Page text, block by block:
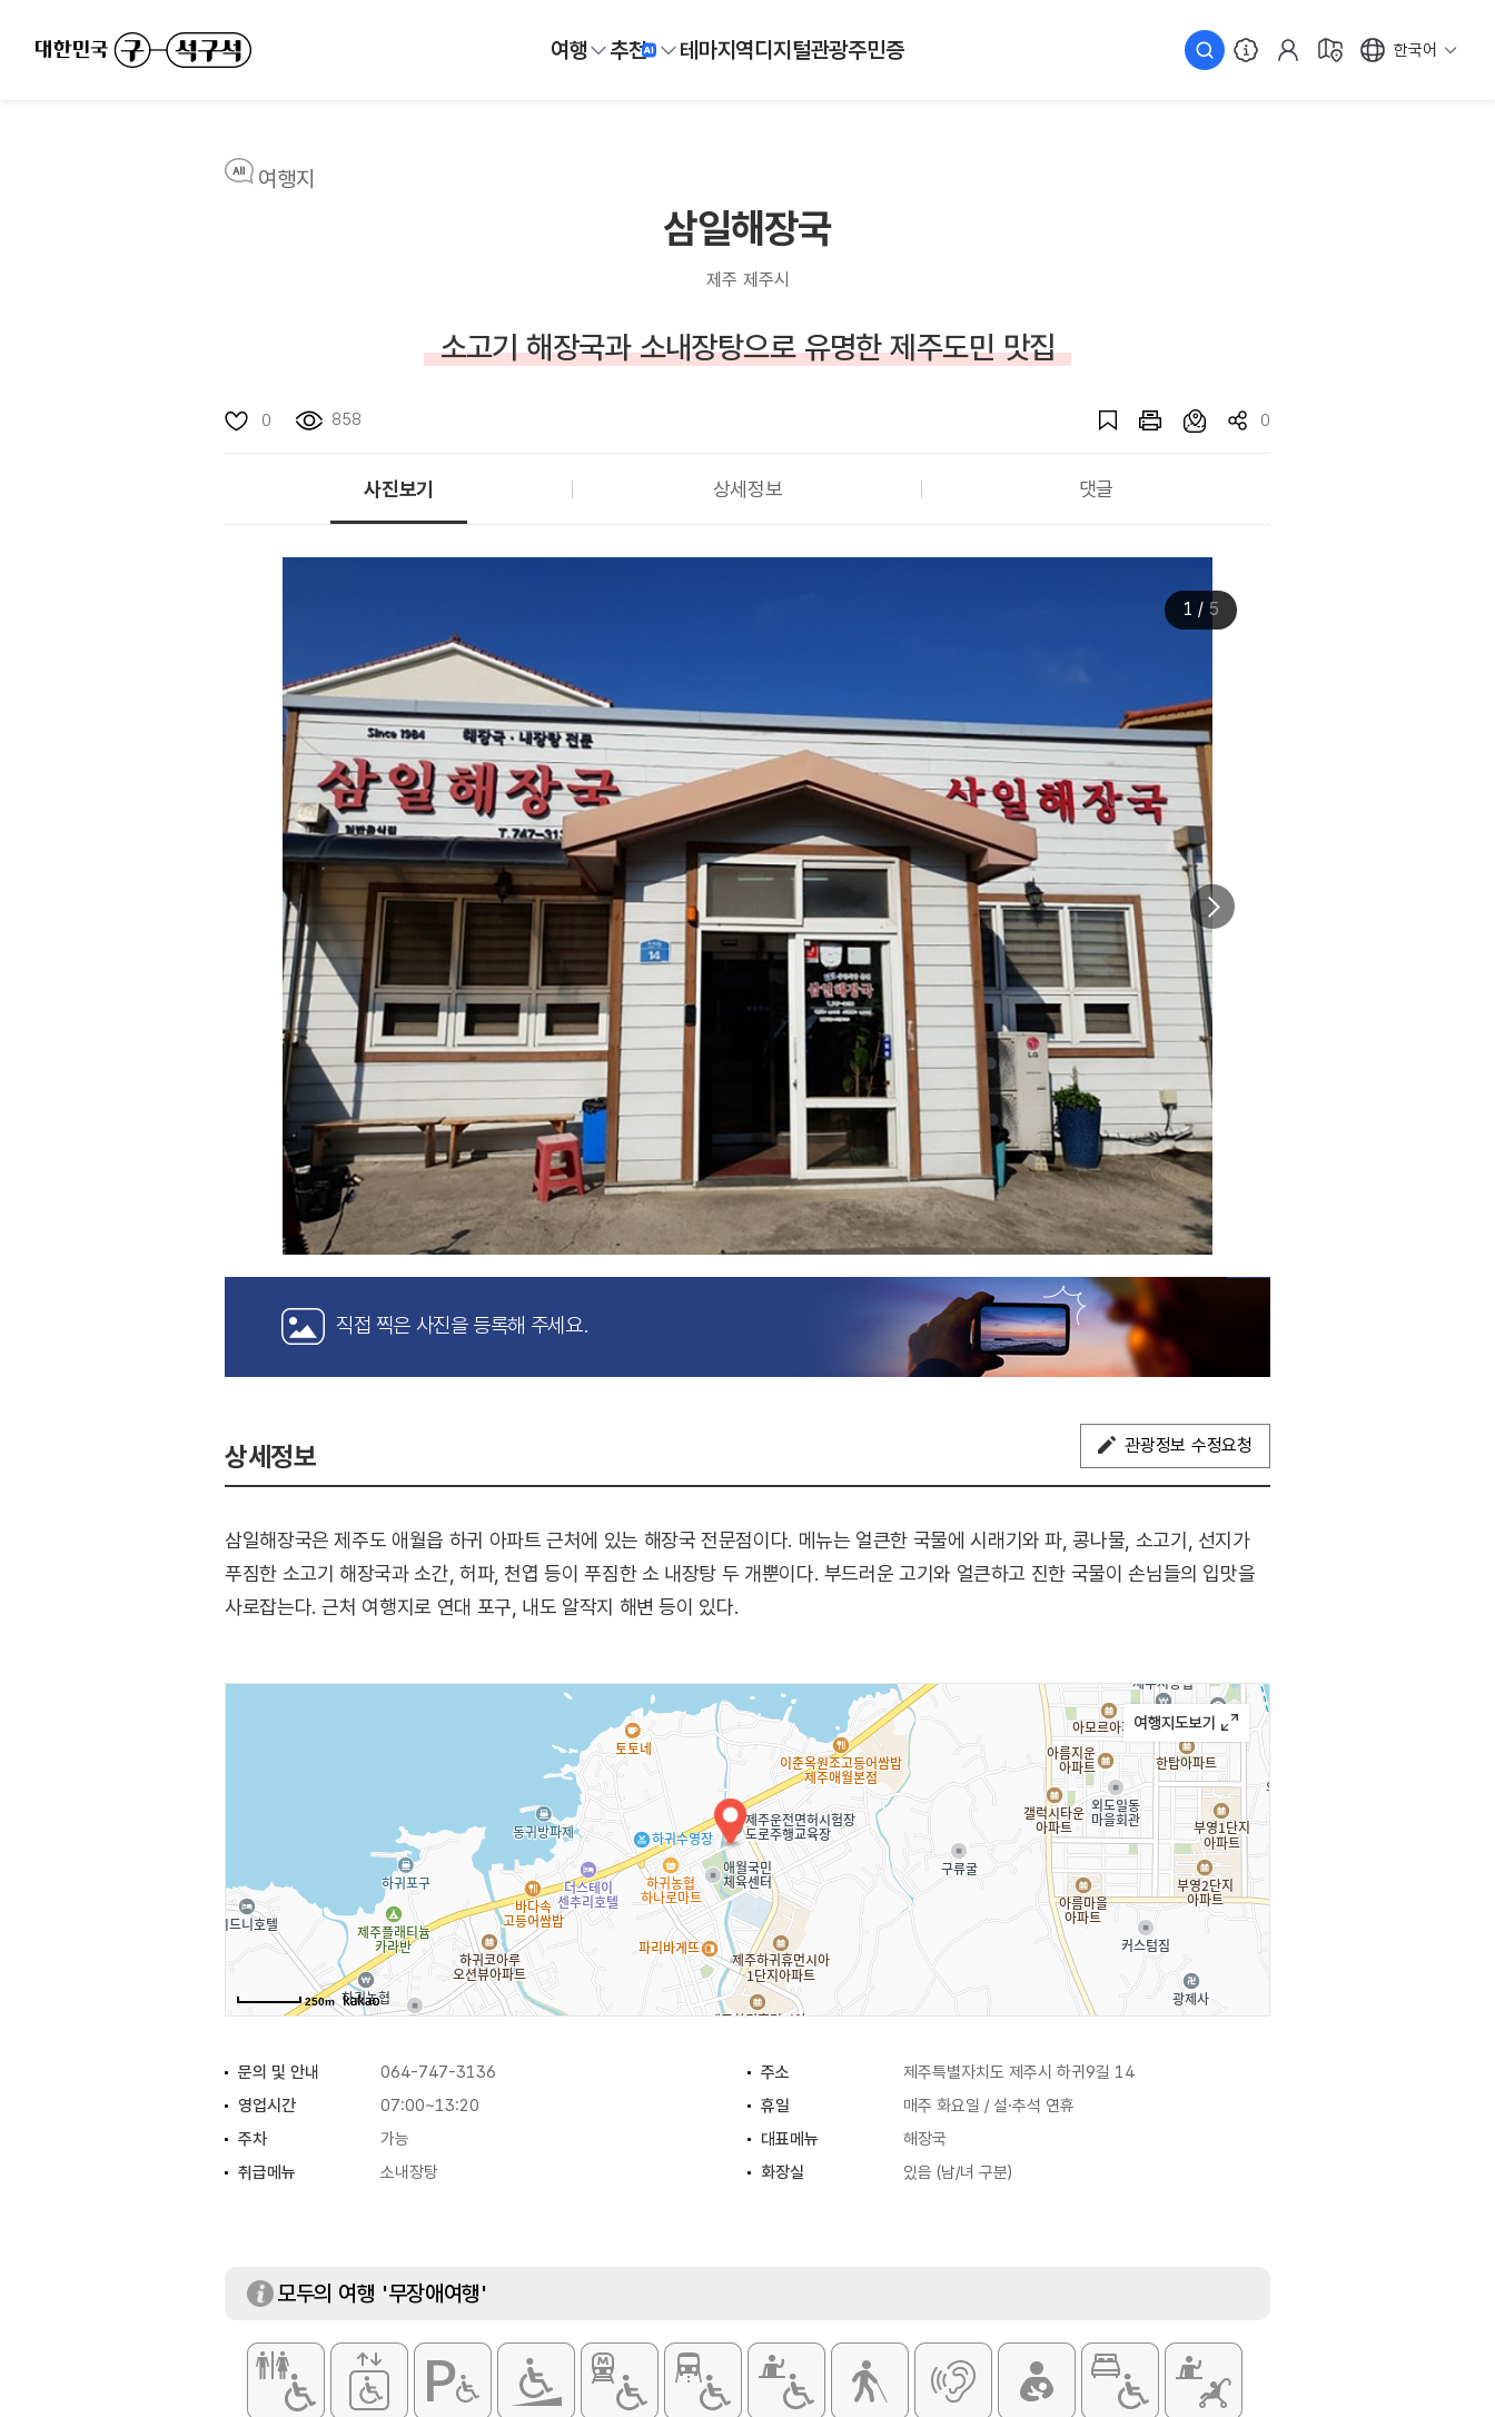
여행 추천 테마지역디지털관광주민증 한국어
여행지
삼일해장국
제주 제주시
소고기 해장국과 소내장탕으로 유명한 제주도민 맛집
0 858 0
사진보기 상세정보 댓글
1 / 5
직접 찍은 사진을 등록해 주세요.
상세정보 관광정보 수정요청
삼일해장국은 제주도 애월읍 하귀 아파트 근처에 있는 해장국 전문점이다. 메뉴는 얼큰한 국물에 시래기와 파, 콩나물, 소고기, 선지가
푸짐한 소고기 해장국과 소간, 허파, 천엽 등이 푸짐한 소 내장탕 두 개뿐이다. 부드러운 고기와 얼큰하고 진한 국물이 손님들의 입맛을
사로잡는다. 근처 여행지로 연대 포구, 내도 알작지 해변 등이 있다.
250m
문의 및 안내 064-747-3136 주소
제주특별자치도 제주시 하귀9길 14
영업시간
07:00~13:20 휴일
매주 화요일 / 설·추석 연휴
주차
가능 대표메뉴
해장국
취급메뉴
소내장탕 화장실 있음 (남/녀 구분)
모두의 여행 '무장애여행'